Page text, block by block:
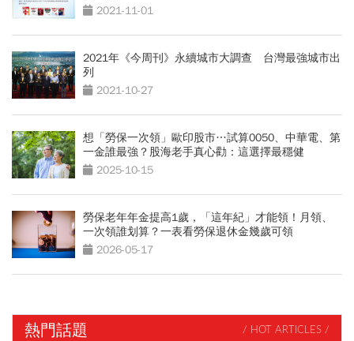
2021-11-01
2021年《今周刊》永續城市大調查 台灣最強城市出
列
2021-10-27
想「勞保一次領」歐印股市…試算0050、中華電、第
一金誰最強？股海老手真心勸：這選擇最穩健
2025-10-15
勞保老年年金提高1歲，「這年紀」才能領！月領、
一次領誰划算？一表看勞保退休金幾歲可領
2026-05-17
熱門話題 / HOT ARTICLES /